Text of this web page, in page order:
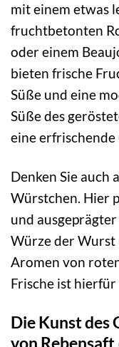
mit einem etwas
fruchtbetonten
oder einem
bieten frische
Süße und eine
Süße des
eine
Denken Sie auch
Würstchen. Hier
und
Würze der
Aromen von
Frische ist hierfür
Die Kunst des
von